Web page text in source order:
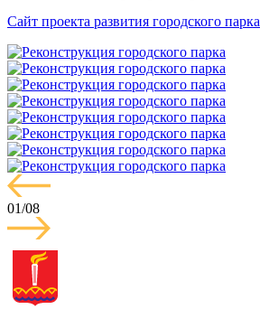
Сайт проекта развития городского парка
01/08